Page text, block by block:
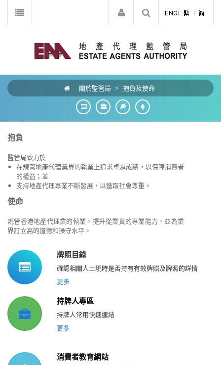
關於監管局 > 抱負及使命
抱負
監管局致力於
在規管地產代理業界的執業上追求卓越成績，以保障消費者
的權益；並
支持地產代理專業不斷發展，以獲取社會尊重。
使命
規管香港地產代理業的執業，提升從業員的專業能力，並為業
界訂立高的道德和操守水平。
牌照目錄
確認相關人士現時是否持有有效牌照及牌照的詳情
更多
持牌人專區
持牌人常用快速連結
更多
消費者教育網站